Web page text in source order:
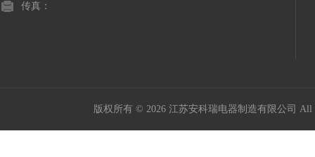
传真：
版权所有 © 2026 江苏安科瑞电器制造有限公司